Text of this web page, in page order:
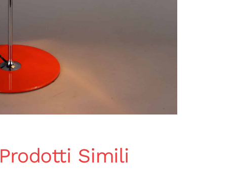
Prodotti Simili